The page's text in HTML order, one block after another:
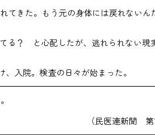
てきた。もう元の身体には戻れないん
る？ と心配したが、逃れられない現
入院。検査の日々が始まった。
（民医連新聞